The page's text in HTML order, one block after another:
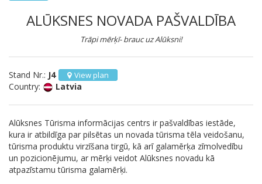
ALŪKSNES NOVADA PAŠVALDĪBA
Trāpi mērķī- brauc uz Alūksni!
Stand Nr.: J4 View plan
Country: Latvia
Alūksnes Tūrisma informācijas centrs ir pašvaldības iestāde,
kura ir atbildīga par pilsētas un novada tūrisma tēla veidošanu,
tūrisma produktu virzīšana tirgū, kā arī galamērķa zīmolvedību
un pozicionējumu, ar mērķi veidot Alūksnes novadu kā
atpazīstamu tūrisma galamērķi.